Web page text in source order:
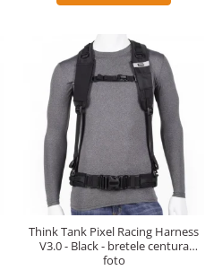
Think Tank Pixel Racing Harness
V3.0 - Black - bretele centura
foto